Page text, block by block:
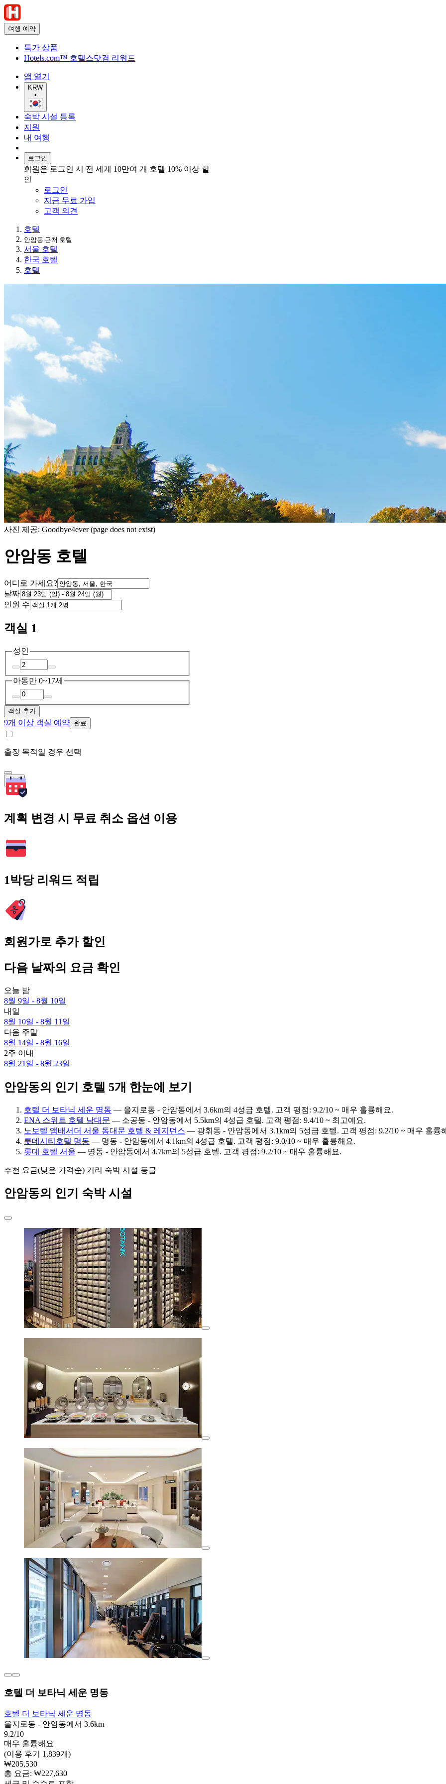
여행 예약
특가 상품
Hotels.com™ 호텔스닷컴 리워드
앱 열기
KRW
•
숙박 시설 등록
지원
내 여행
로그인
회원은 로그인 시 전 세계 10만여 개 호텔 10% 이상 할
인
로그인
지금 무료 가입
고객 의견
호텔
안암동 근처 호텔
서울 호텔
한국 호텔
호텔
사진 제공: Goodbye4ever (page does not exist)
안암동 호텔
어디로 가세요?
날짜
인원 수
객실 1
성인
아동만 0~17세
객실 추가
9개 이상 객실 예약 완료
출장 목적일 경우 선택
검색
계획 변경 시 무료 취소 옵션 이용
1박당 리워드 적립
회원가로 추가 할인
다음 날짜의 요금 확인
오늘 밤
8월 9일 - 8월 10일
내일
8월 10일 - 8월 11일
다음 주말
8월 14일 - 8월 16일
2주 이내
8월 21일 - 8월 23일
안암동의 인기 호텔 5개 한눈에 보기
호텔 더 보타닉 세운 명동 — 을지로동 - 안암동에서 3.6km의 4성급 호텔. 고객 평점: 9.2/10 ~ 매우 훌륭해요.
ENA 스위트 호텔 남대문 — 소공동 - 안암동에서 5.5km의 4성급 호텔. 고객 평점: 9.4/10 ~ 최고예요.
노보텔 앰배서더 서울 동대문 호텔 & 레지던스 — 광휘동 - 안암동에서 3.1km의 5성급 호텔. 고객 평점: 9.2/10 ~ 매우 훌륭
롯데시티호텔 명동 — 명동 - 안암동에서 4.1km의 4성급 호텔. 고객 평점: 9.0/10 ~ 매우 훌륭해요.
롯데 호텔 서울 — 명동 - 안암동에서 4.7km의 5성급 호텔. 고객 평점: 9.2/10 ~ 매우 훌륭해요.
추천 요금(낮은 가격순) 거리 숙박 시설 등급
안암동의 인기 숙박 시설
호텔 더 보타닉 세운 명동
호텔 더 보타닉 세운 명동
을지로동 - 안암동에서 3.6km
9.2/10
매우 훌륭해요
(이용 후기 1,839개)
₩205,530
총 요금: ₩227,630